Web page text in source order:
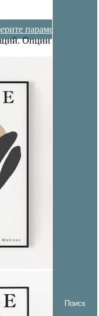
параметры
Опции можно